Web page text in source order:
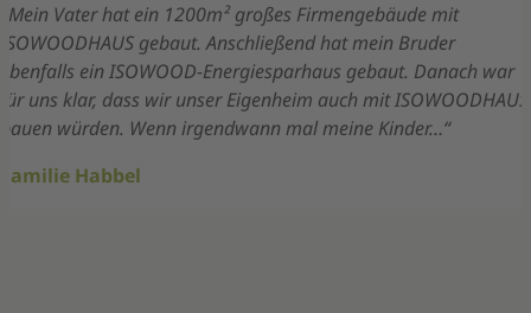
„Mein Vater hat ein 1200m² großes Firmengebäude mit
ISOWOODHAUS gebaut. Anschließend hat mein Bruder
ebenfalls ein ISOWOOD-Energiesparhaus gebaut. Danach war
für uns klar, dass wir unser Eigenheim auch mit ISOWOODHAUS
bauen würden. Wenn irgendwann mal meine Kinder…“
Familie Habbel